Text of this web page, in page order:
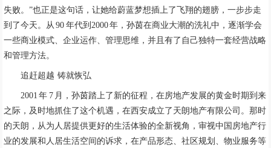
失败。”也正是这句话，让她给蔚蓝梦想插上了飞翔的翅膀，一步步走
到了今天。从 90 年代到2000 年，孙茵在商业大潮的洗礼中，逐渐学会
一些商业模式、企业运作、管理思维，并且有了自己独特一套经营战略
和管理方法。
追赶超越 铸就恢弘
2001 年 7 月，孙茵踏上了新的征程，在房地产发展的黄金时期到来
之际，及时地抓住了这个机遇，在西安成立了天朗地产有限公司。那时
的天朗，从为人居提供更好的生活体验的全新视角，审视中国房地产行
业的发展和人居生活空间的诉求，在产品形态、社区规划、物业服务等